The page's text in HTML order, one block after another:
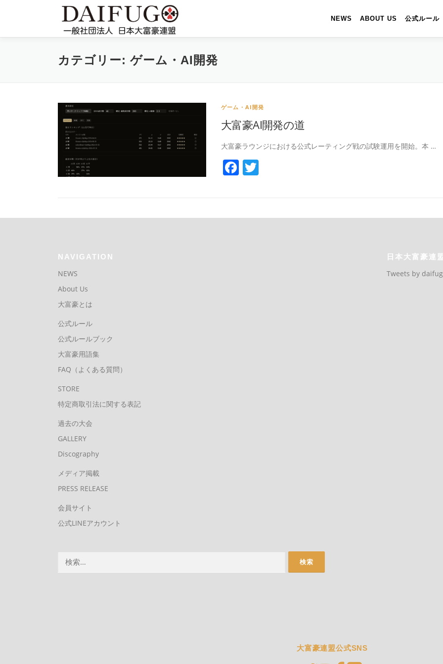
ン
NEWS ABOUT US 公式ルール
カテゴリー: ゲーム・AI開発
ゲーム・AI開発
大富豪AI開発の道
大富豪ラウンジにおける公式レーティング戦の試験運用を開始。本 …
Facebook
NAVIGATION
NEWS
About Us
大富豪とは
公式ルール
公式ルールブック
大富豪用語集
FAQ（よくある質問）
STORE
特定商取引法に関する表記
過去の大会
GALLERY
Discography
メディア掲載
PRESS RELEASE
会員サイト
公式LINEアカウント
日本大富豪連
Tweets by
大富豪連盟公式SNS